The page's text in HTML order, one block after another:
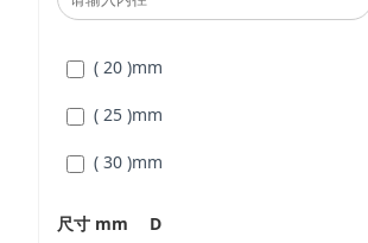
( 20 )mm
( 25 )mm
( 30 )mm
尺寸 mm D